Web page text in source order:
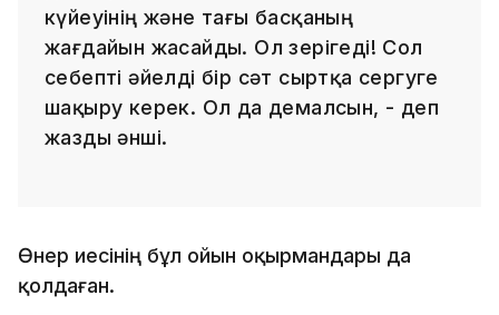
күйеуінің және тағы басқаның
жағдайын жасайды. Ол зерігеді! Сол
себепті әйелді бір сәт сыртқа сергуге
шақыру керек. Ол да демалсын, - деп
жазды әнші.
Өнер иесінің бұл ойын оқырмандары да
қолдаған.